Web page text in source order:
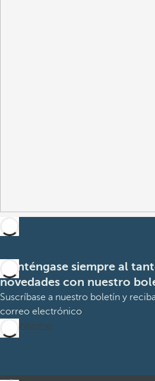
Manténgase siempre al
novedades con nuestro
Suscríbase a nuestro boletín y
correo electrónico
Suscribirme